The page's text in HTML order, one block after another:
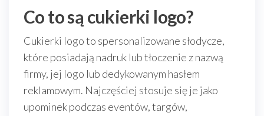
Co to są cukierki logo?
Cukierki logo to spersonalizowane słodycze,
które posiadają nadruk lub tłoczenie z nazwą
firmy, jej logo lub dedykowanym hasłem
reklamowym. Najczęściej stosuje się je jako
upominek podczas eventów, targów,